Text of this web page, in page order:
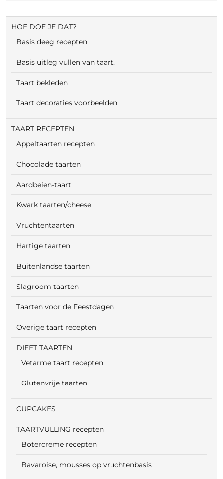
HOE DOE JE DAT?
Basis deeg recepten
Basis uitleg vullen van taart.
Taart bekleden
Taart decoraties voorbeelden
TAART RECEPTEN
Appeltaarten recepten
Chocolade taarten
Aardbeien-taart
Kwark taarten/cheese
Vruchtentaarten
Hartige taarten
Buitenlandse taarten
Slagroom taarten
Taarten voor de Feestdagen
Overige taart recepten
DIEET TAARTEN
Vetarme taart recepten
Glutenvrije taarten
CUPCAKES
TAARTVULLING recepten
Botercreme recepten
Bavaroise, mousses op vruchtenbasis